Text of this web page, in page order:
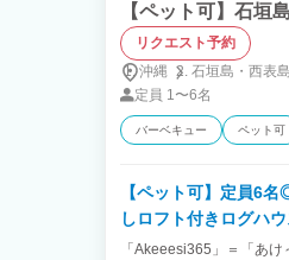
【ペット可】石垣
リクエスト予約
沖縄
石垣島・ 西表島
定員 1〜6名
バーベキュー ペット可
【ペット可】定員6
しロフト付きログハ
「Akeeesi365」＝「あ